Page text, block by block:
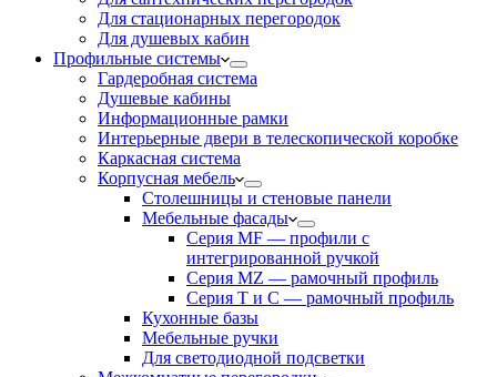
Для стационарных перегородок
Для душевых кабин
Профильные системы
Гардеробная система
Душевые кабины
Информационные рамки
Интерьерные двери в телескопической коробке
Каркасная система
Корпусная мебель
Столешницы и стеновые панели
Мебельные фасады
Серия MF — профили с
интегрированной ручкой
Серия MZ — рамочный профиль
Серия T и C — рамочный профиль
Кухонные базы
Мебельные ручки
Для светодиодной подсветки